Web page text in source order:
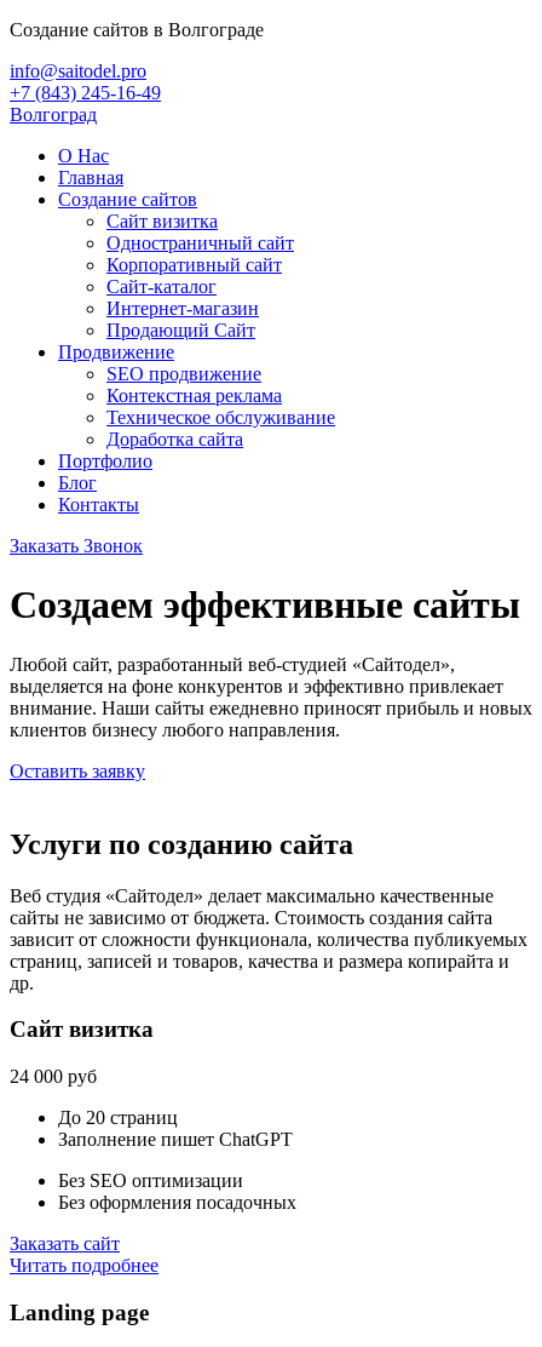
Создание сайтов в Волгограде
info@saitodel.pro
+7 (843) 245-16-49
Волгоград
О Нас
Главная
Создание сайтов
Сайт визитка
Одностраничный сайт
Корпоративный сайт
Сайт-каталог
Интернет-магазин
Продающий Сайт
Продвижение
SEO продвижение
Контекстная реклама
Техническое обслуживание
Доработка сайта
Портфолио
Блог
Контакты
Заказать Звонок
Создаем эффективные сайты
Любой сайт, разработанный веб-студией «Сайтодел»,
выделяется на фоне конкурентов и эффективно привлекает
внимание. Наши сайты ежедневно приносят прибыль и новых
клиентов бизнесу любого направления.
Оставить заявку
Услуги по созданию сайта
Веб студия «Сайтодел» делает максимально качественные
сайты не зависимо от бюджета. Стоимость создания сайта
зависит от сложности функционала, количества публикуемых
страниц, записей и товаров, качества и размера копирайта и
др.
Сайт визитка
24 000 руб
До 20 страниц
Заполнение пишет ChatGPT
Без SEO оптимизации
Без оформления посадочных
Заказать сайт
Читать подробнее
Landing page